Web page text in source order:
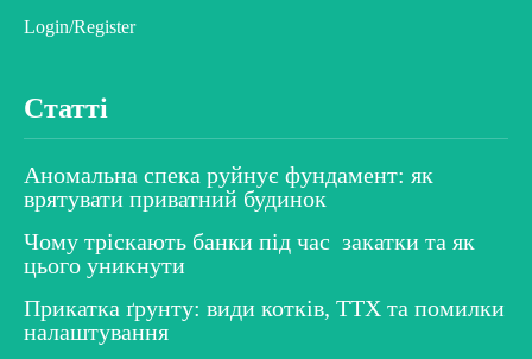
Login/Register
Статті
Аномальна спека руйнує фундамент: як
врятувати приватний будинок
Чому тріскають банки під час закатки та як
цього уникнути
Прикатка ґрунту: види котків, ТТХ та помилки
налаштування